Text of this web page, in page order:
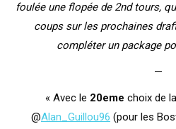
foulée une flopée de 2nd tours,
coups sur les prochaines
compléter un package
—
« Avec le 20eme choix de
@Alan_Guillou96 (pour les